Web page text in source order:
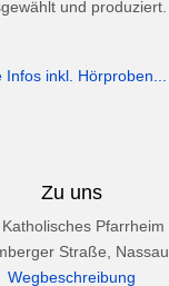
und produziert.
Infos inkl. Hörproben...
Zu uns
Katholisches Pfarrheim
Straße, Nassau
Wegbeschreibung